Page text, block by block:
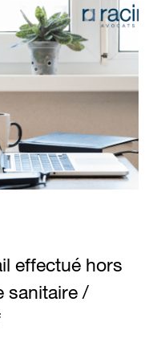
effectué hors
sanitaire /